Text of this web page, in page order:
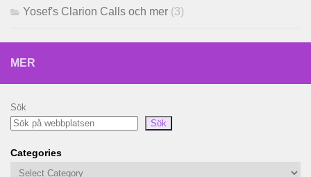
Yosef's Clarion Calls och mer (3)
MER
Sök
Sök
Categories